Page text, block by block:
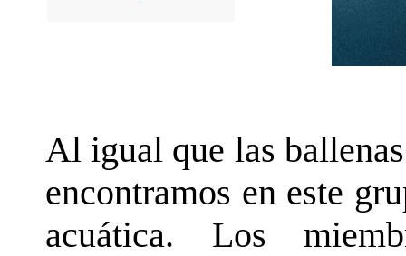
Al igual que las
encontramos en este
acuática. Los